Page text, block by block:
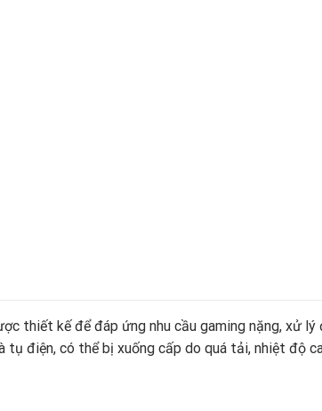
thiết kế để đáp ứng nhu cầu gaming nặng, xử lý
điện, có thể bị xuống cấp do quá tải, nhiệt độ